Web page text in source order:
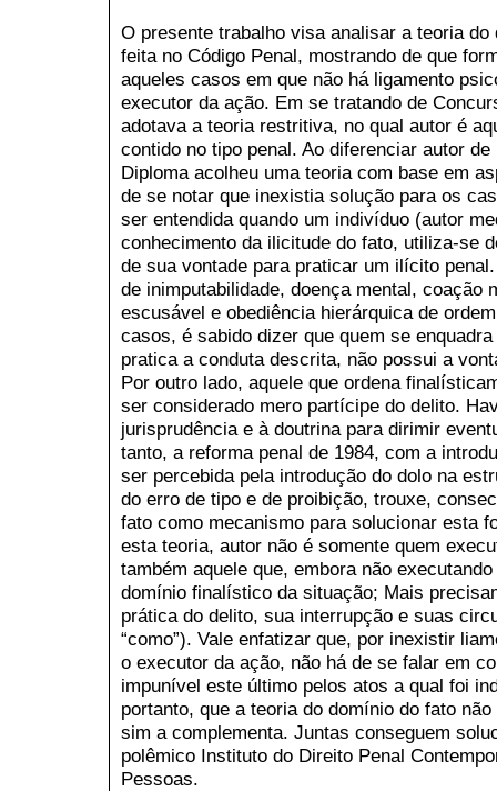
O presente trabalho visa analisar a teoria
feita no Código Penal, mostrando de que
aqueles casos em que não há ligamento
executor da ação. Em se tratando de
adotava a teoria restritiva, no qual autor é
contido no tipo penal. Ao diferenciar autor
Diploma acolheu uma teoria com base em
de se notar que inexistia solução para os
ser entendida quando um indivíduo (autor
conhecimento da ilicitude do fato, utiliza-se
de sua vontade para praticar um ilícito
de inimputabilidade, doença mental, coação
escusável e obediência hierárquica de
casos, é sabido dizer que quem se
pratica a conduta descrita, não possui a
Por outro lado, aquele que ordena
ser considerado mero partícipe do delito.
jurisprudência e à doutrina para dirimir
tanto, a reforma penal de 1984, com a
ser percebida pela introdução do dolo na
do erro de tipo e de proibição, trouxe,
fato como mecanismo para solucionar esta
esta teoria, autor não é somente quem
também aquele que, embora não
domínio finalístico da situação; Mais
prática do delito, sua interrupção e suas
“como”). Vale enfatizar que, por inexistir
o executor da ação, não há de se falar em
impunível este último pelos atos a qual foi
portanto, que a teoria do domínio do fato
sim a complementa. Juntas conseguem
polêmico Instituto do Direito Penal
Pessoas.